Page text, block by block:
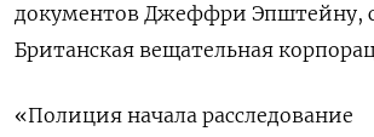
документов Джеффри Эпштейну,
Британская вещательная
«Полиция начала расследование